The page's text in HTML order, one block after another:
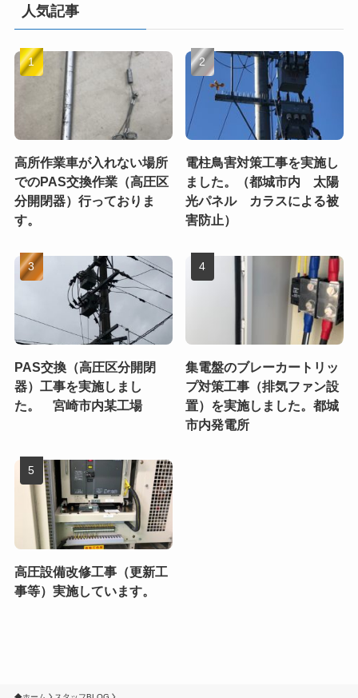
人気記事
高所作業車が入れない場所
でのPAS交換作業（高圧区
分開閉器）行っておりま
す。
電柱鳥害対策工事を実施し
ました。（都城市内 太陽
光パネル カラスによる被
害防止）
PAS交換（高圧区分開閉
器）工事を実施しまし
た。 宮崎市内某工場
集電盤のブレーカートリッ
プ対策工事（排気ファン設
置）を実施しました。都城
市内発電所
高圧設備改修工事（更新工
事等）実施しています。